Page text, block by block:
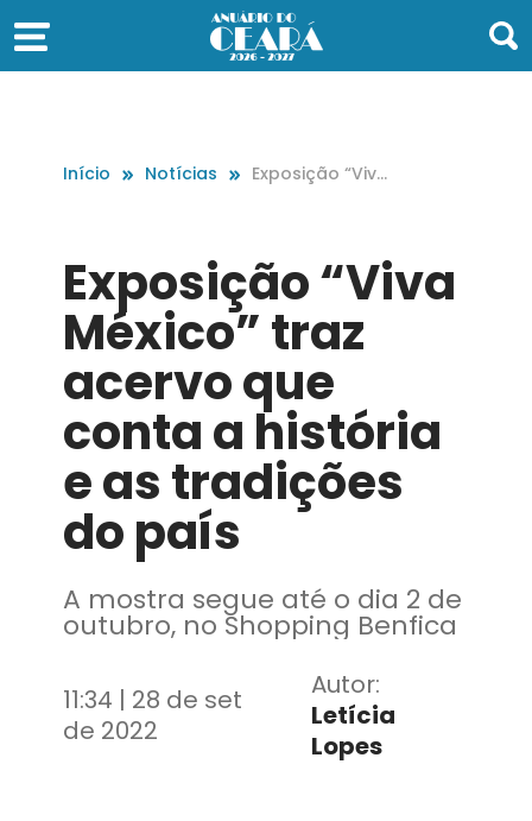
Início Notícias
Exposição “Viv
as tradições d
o país
Exposição “Viva
México” traz
acervo que
conta a história
e as tradições
do país
A mostra segue até o dia 2 de
outubro, no Shopping Benfica
11:34 | 28 de set
de 2022
Autor:
Letícia
Lopes